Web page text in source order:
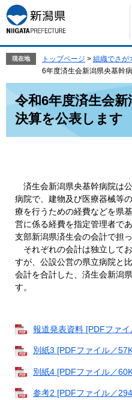
ー
ジ
の
で
ニ
ュ
ー
ば
現在地 トップページ > 組織でさが
6年度済生会新潟県央基幹
令和6年度済生会
決算を公表します
済生会新潟県央基幹病院は
病院で、建物及び医療器械等
療を行うための経費などを県
営に係る経費を指定管理者で
支部新潟県済生会の会計で担っ
それぞれの会計は独立して
すが、公設公営の県立病院と
会計を合計した、済生会新潟
す。
報道発表資料 [PDFファイ
別紙3 [PDFファイル／
別紙4 [PDFファイル／
参考2 [PDFファイル／